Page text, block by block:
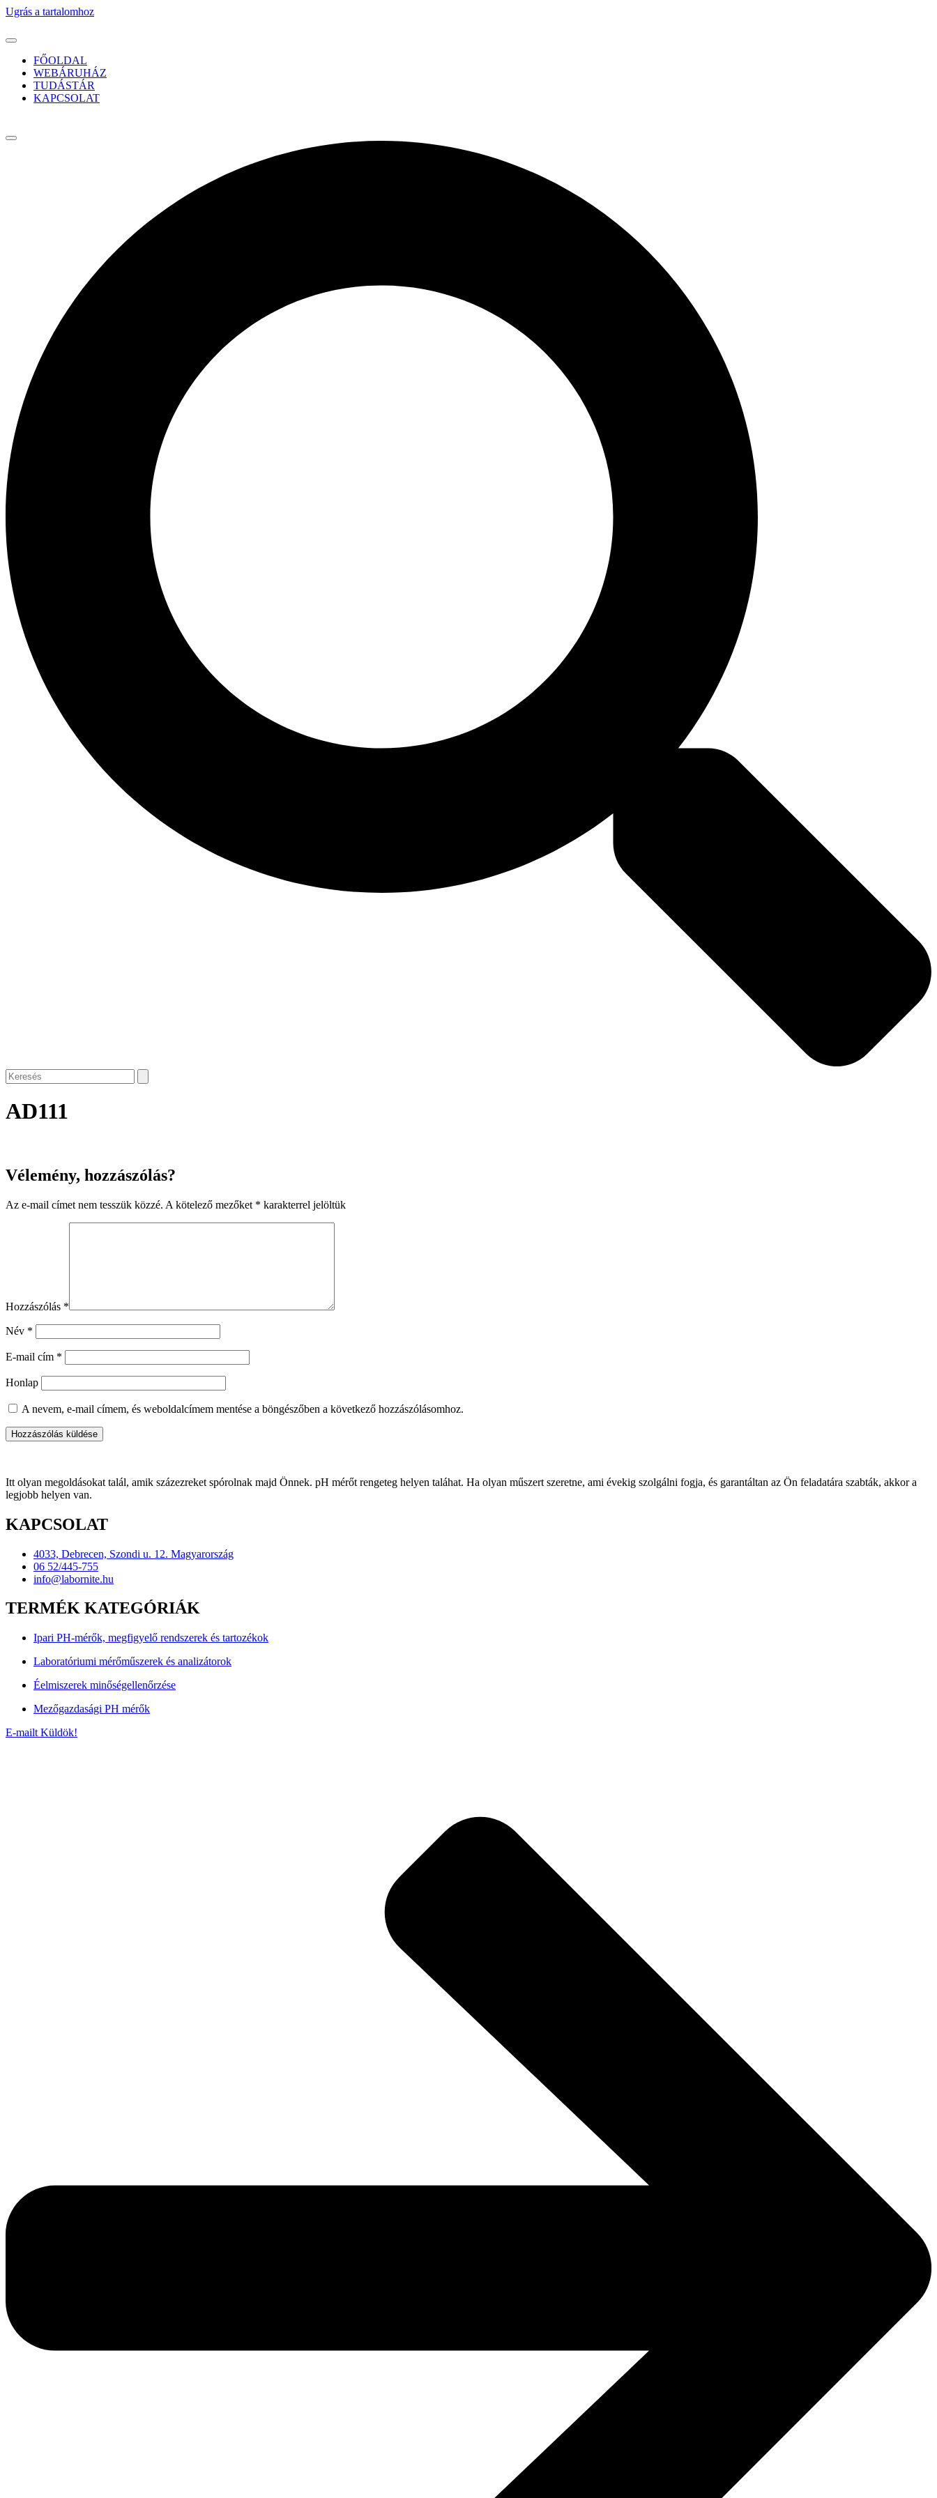
Ugrás a tartalomhoz
FŐOLDAL
WEBÁRUHÁZ
TUDÁSTÁR
KAPCSOLAT
AD111
Vélemény, hozzászólás?
Az e-mail címet nem tesszük közzé. A kötelező mezőket * karakterrel jelöltük
Hozzászólás *
Név *
E-mail cím *
Honlap
A nevem, e-mail címem, és weboldalcímem mentése a böngészőben a következő hozzászólásomhoz.
Itt olyan megoldásokat talál, amik százezreket spórolnak majd Önnek. pH mérőt rengeteg helyen taláhat. Ha olyan műszert szeretne, ami évekig szolgálni fogja, és garantáltan az Ön feladatára szabták, akkor a
legjobb helyen van.
KAPCSOLAT
4033, Debrecen, Szondi u. 12. Magyarország
06 52/445-755
info@labornite.hu
TERMÉK KATEGÓRIÁK
Ipari PH-mérők, megfigyelő rendszerek és tartozékok
Laboratóriumi mérőműszerek és analizátorok
Éelmiszerek minőségellenőrzése
Mezőgazdasági PH mérők
E-mailt Küldök!